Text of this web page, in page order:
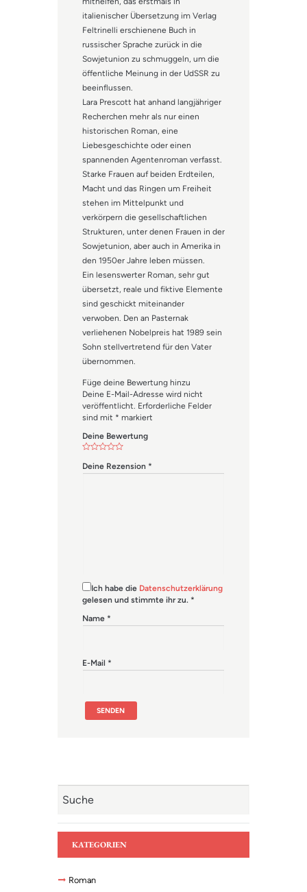
italienischer Übersetzung im Verlag
Feltrinelli erschienene Buch in
russischer Sprache zurück in die
Sowjetunion zu schmuggeln, um die
öffentliche Meinung in der UdSSR zu
beeinflussen.
Lara Prescott hat anhand langjähriger
Recherchen mehr als nur einen
historischen Roman, eine
Liebesgeschichte oder einen
spannenden Agentenroman verfasst.
Starke Frauen auf beiden Erdteilen,
Macht und das Ringen um Freiheit
stehen im Mittelpunkt und
verkörpern die gesellschaftlichen
Strukturen, unter denen Frauen in der
Sowjetunion, aber auch in Amerika in
den 1950er Jahre leben müssen.
Ein lesenswerter Roman, sehr gut
übersetzt, reale und fiktive Elemente
sind geschickt miteinander
verwoben. Den an Pasternak
verliehenen Nobelpreis hat 1989 sein
Sohn stellvertretend für den Vater
übernommen.
Füge deine Bewertung hinzu
Deine E-Mail-Adresse wird nicht
veröffentlicht. Erforderliche Felder
sind mit * markiert
Deine Bewertung
Deine Rezension *
Ich habe die Datenschutzerklärung
gelesen und stimmte ihr zu. *
Name *
E-Mail *
KATEGORIEN
Roman